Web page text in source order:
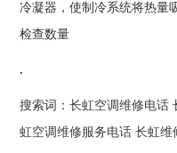
冷凝器，使制冷系统将热量
检查数量
.
搜索词：长虹空调维修电话
虹空调维修服务电话 长虹维